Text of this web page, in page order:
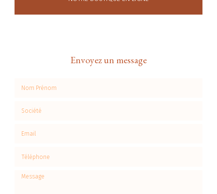
Envoyez un message
Message